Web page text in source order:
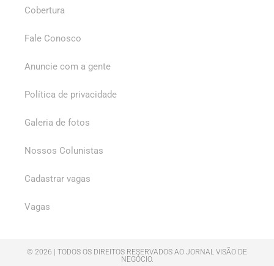
Cobertura
Fale Conosco
Anuncie com a gente
Política de privacidade
Galeria de fotos
Nossos Colunistas
Cadastrar vagas
Vagas
© 2026 | TODOS OS DIREITOS RESERVADOS AO JORNAL VISÃO DE
NEGÓCIO.